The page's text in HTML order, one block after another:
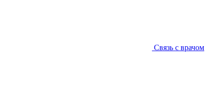
Связь с врачом